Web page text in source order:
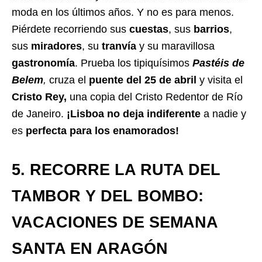
moda en los últimos años. Y no es para menos.
Piérdete recorriendo sus cuestas, sus barrios,
sus miradores, su tranvía y su maravillosa
gastronomía. Prueba los tipiquísimos Pastéis de
Belem, cruza el puente del 25 de abril y visita el
Cristo Rey, una copia del Cristo Redentor de Río
de Janeiro. ¡Lisboa no deja indiferente a nadie y
es perfecta para los enamorados!
5. RECORRE LA RUTA DEL
TAMBOR Y DEL BOMBO:
VACACIONES DE SEMANA
SANTA EN ARAGÓN